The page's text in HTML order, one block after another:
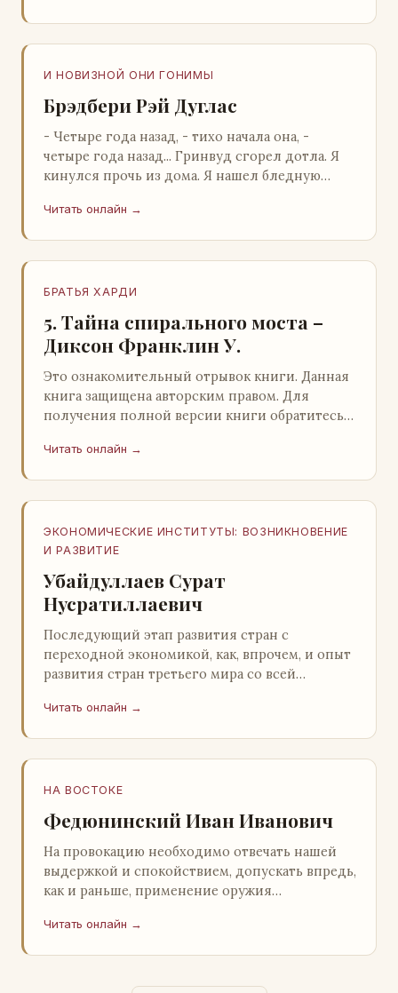
И НОВИЗНОЙ ОНИ ГОНИМЫ
Брэдбери Рэй Дуглас
- Четыре года назад, - тихо начала она, -
четыре года назад... Гринвуд сгорел дотла. Я
кинулся прочь из дома. Я нашел бледную
Читать онлайн →
БРАТЬЯ ХАРДИ
5. Тайна спирального моста –
Диксон Франклин У.
Это ознакомительный отрывок книги. Данная
книга защищена авторским правом. Для
получения полной версии книги обратитесь к
легального ко…
Читать онлайн →
ЭКОНОМИЧЕСКИЕ ИНСТИТУТЫ: ВОЗНИКНОВЕНИЕ
И РАЗВИТИЕ
Убайдуллаев Сурат
Нусратиллаевич
Последующий этап развития стран с
переходной экономикой, как, впрочем, и опыт
развития стран третьего мира со всей
ошибочность такого предс…
Читать онлайн →
НА ВОСТОКЕ
Федюнинский Иван Иванович
На провокацию необходимо отвечать нашей
выдержкой и спокойствием, допускать впредь,
как и раньше, применение оружия
самообороны о…
Читать онлайн →